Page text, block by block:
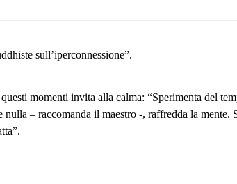
momenti invita alla calma: “Sperimenta del
– raccomanda il maestro -, raffredda la